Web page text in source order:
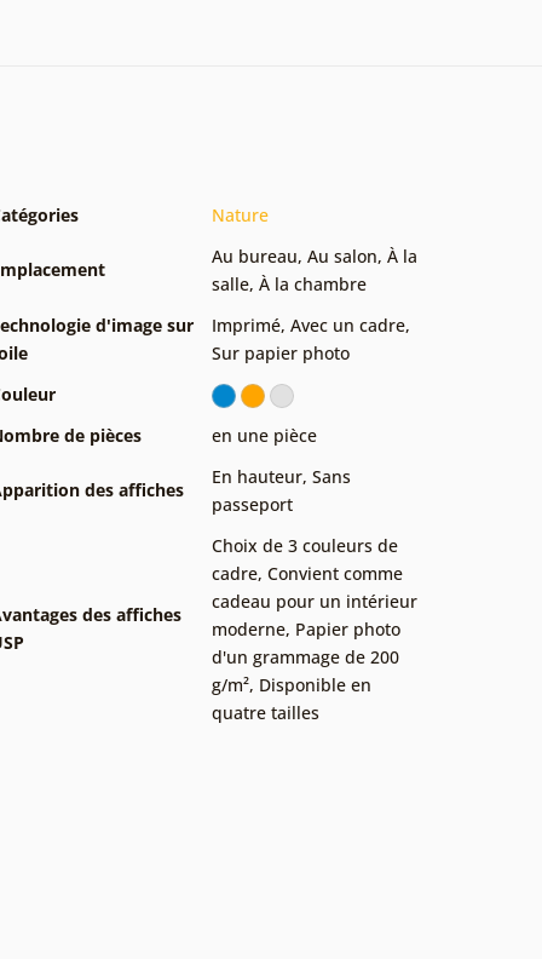
Nature
Au bureau, Au salon, À la
salle, À la chambre
d'image sur
Imprimé, Avec un cadre,
Sur papier photo
de pièces
en une pièce
des affiches
En hauteur, Sans
passeport
des affiches
Choix de 3 couleurs de
cadre, Convient comme
cadeau pour un intérieur
moderne, Papier photo
d'un grammage de 200
g/m², Disponible en
quatre tailles